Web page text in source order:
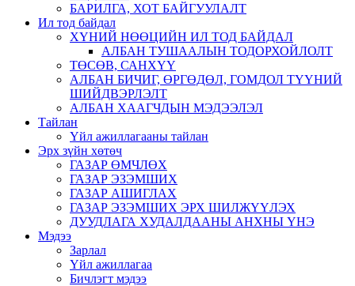
БАРИЛГА, ХОТ БАЙГУУЛАЛТ
Ил тод байдал
ХҮНИЙ НӨӨЦИЙН ИЛ ТОД БАЙДАЛ
АЛБАН ТУШААЛЫН ТОДОРХОЙЛОЛТ
ТӨСӨВ, САНХҮҮ
АЛБАН БИЧИГ, ӨРГӨДӨЛ, ГОМДОЛ ТҮҮНИЙ
ШИЙДВЭРЛЭЛТ
АЛБАН ХААГЧДЫН МЭДЭЭЛЭЛ
Тайлан
Үйл ажиллагааны тайлан
Эрх зүйн хөтөч
ГАЗАР ӨМЧЛӨХ
ГАЗАР ЭЗЭМШИХ
ГАЗАР АШИГЛАХ
ГАЗАР ЭЗЭМШИХ ЭРХ ШИЛЖҮҮЛЭХ
ДУУДЛАГА ХУДАЛДААНЫ АНХНЫ ҮНЭ
Мэдээ
Зарлал
Үйл ажиллагаа
Бичлэгт мэдээ